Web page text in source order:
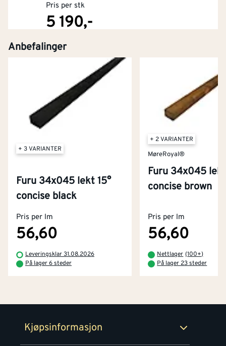
Pris per stk
5 190,-
Anbefalinger
+ 3 VARIANTER
Furu 34x045 lekt 15°
concise black
Pris per lm
56,60
Leveringsklar 31.08.2026
På lager 6 steder
+ 2 VARIANTER
MøreRoyal®
Furu 34x045
concise brown
Pris per lm
56,60
Nettlager (100+)
På lager 23 steder
Kjøpsinformasjon
Kjøpsbetingelser
Betaling
Retur- og angrerettsskjema
Kontakt oss
Tjenester
Montér Klubb
Om Montér
Byggevarehus og åpningstider
Prismatch
Personvern